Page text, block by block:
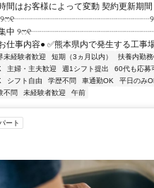
間はお客様によって変動 契約更新期間
୨ෆ୧┈┈┈┈┈┈┈┈┈┈┈┈┈┈┈┈୨ෆ୧
集中
仕事内容● ✅熊本県内で発生する工事場
未経験者歓迎 短期（3ヵ月以内） 扶養内勤
主婦・主夫歓迎 週1シフト提出 60代も応募
シフト自由 学歴不問 車通勤OK 平日のみ
不問 未経験者歓迎 午前
ート